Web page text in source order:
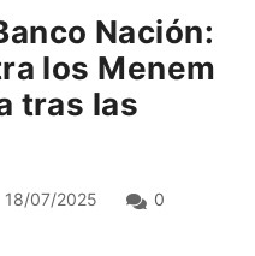
Nación:
los Menem
tras las
18/07/2025
0